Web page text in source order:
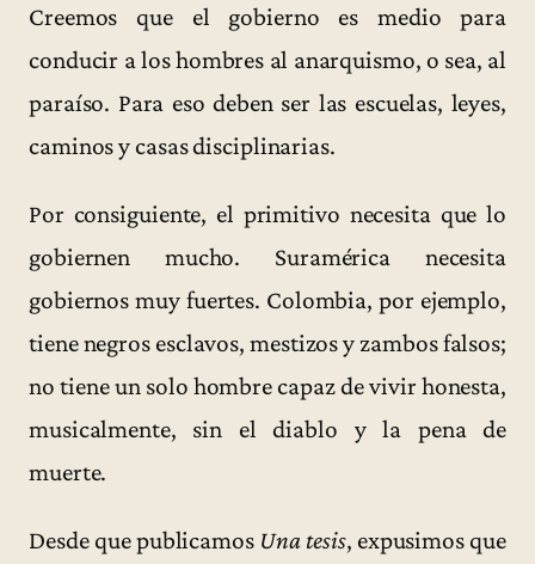
Creemos que el gobierno es medio para
conducir a los hombres al anarquismo, o sea, al
paraíso. Para eso deben ser las escuelas, leyes,
caminos y casas disciplinarias.
Por consiguiente, el primitivo necesita que lo
gobiernen mucho. Suramérica necesita
gobiernos muy fuertes. Colombia, por ejemplo,
tiene negros esclavos, mestizos y zambos falsos;
no tiene un solo hombre capaz de vivir honesta,
musicalmente, sin el diablo y la pena de
muerte.
Desde que publicamos Una tesis, expusimos que